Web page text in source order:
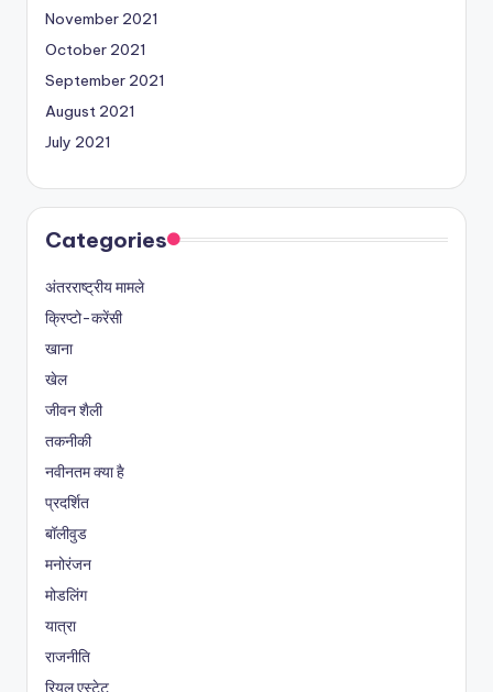
November 2021
October 2021
September 2021
August 2021
July 2021
Categories
अंतरराष्ट्रीय मामले
क्रिप्टो-करेंसी
खाना
खेल
जीवन शैली
तकनीकी
नवीनतम क्या है
प्रदर्शित
बॉलीवुड
मनोरंजन
मोडलिंग
यात्रा
राजनीति
रियल एस्टेट